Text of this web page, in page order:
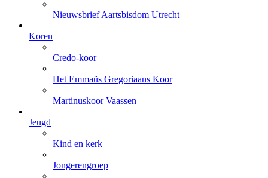
Nieuwsbrief Aartsbisdom Utrecht
Koren
Credo-koor
Het Emmaüs Gregoriaans Koor
Martinuskoor Vaassen
Jeugd
Kind en kerk
Jongerengroep